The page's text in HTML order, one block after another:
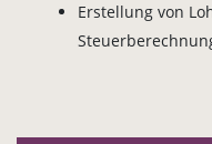
Erstellung von